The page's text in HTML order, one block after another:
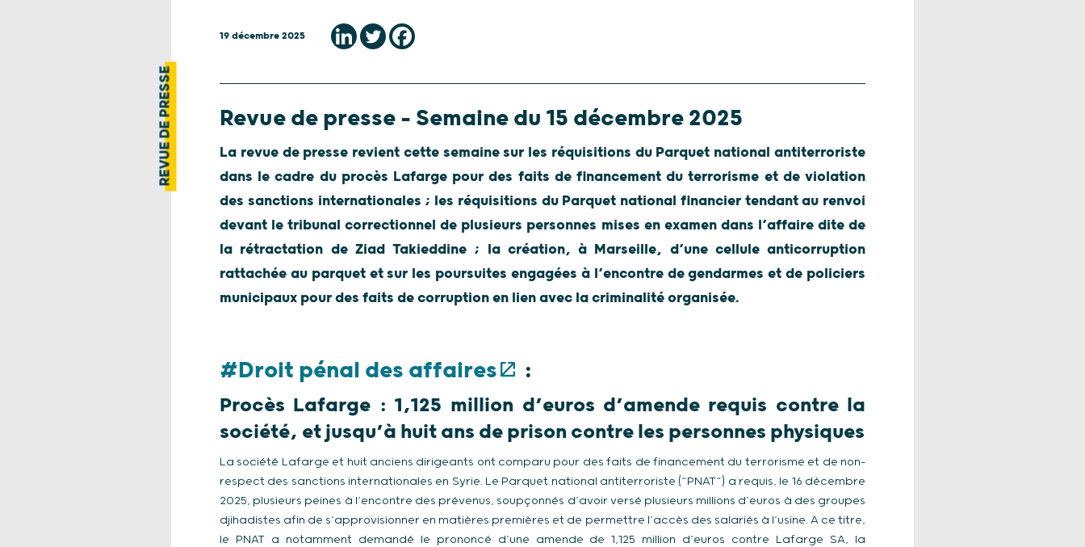
REVUE DE PRESSE
19 décembre 2025
Revue de presse – Semaine du 15 décembre 2025
La revue de presse revient cette semaine sur les réquisitions du Parquet national antiterroriste
dans le cadre du procès Lafarge pour des faits de financement du terrorisme et de violation
des sanctions internationales ; les réquisitions du Parquet national financier tendant au renvoi
devant le tribunal correctionnel de plusieurs personnes mises en examen dans l’affaire dite de
la rétractation de Ziad Takieddine ; la création, à Marseille, d’une cellule anticorruption
rattachée au parquet et sur les poursuites engagées à l’encontre de gendarmes et de policiers
municipaux pour des faits de corruption en lien avec la criminalité organisée.
#Droit pénal des affaires :
Procès Lafarge : 1,125 million d’euros d’amende requis contre la
société, et jusqu’à huit ans de prison contre les personnes physiques
La société Lafarge et huit anciens dirigeants ont comparu pour des faits de financement du terrorisme et de non-
respect des sanctions internationales en Syrie. Le Parquet national antiterroriste (“PNAT”) a requis, le 16 décembre
2025, plusieurs peines à l’encontre des prévenus, soupçonnés d’avoir versé plusieurs millions d’euros à des groupes
djihadistes afin de s’approvisionner en matières premières et de permettre l’accès des salariés à l’usine. A ce titre,
le PNAT a notamment demandé le prononcé d’une amende de 1,125 million d’euros contre Lafarge SA, la